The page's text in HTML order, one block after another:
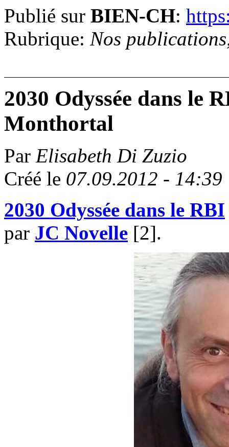
Publié sur BIEN-CH:
Rubrique: Nos
2030 Odyssée dans le
Monthortal
Par Elisabeth Di Zuzio
Créé le 07.09.2012 - 14:39
2030 Odyssée dans le RBI
par JC Novelle [2].